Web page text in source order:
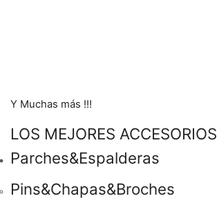
Y Muchas más !!!
LOS MEJORES ACCESORIOS
Parches&Espalderas
Pins&Chapas&Broches